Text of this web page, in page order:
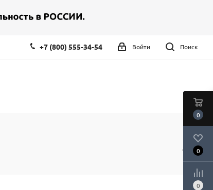
Поиск
Войти
+7 (800) 555-34-54
0
0
0